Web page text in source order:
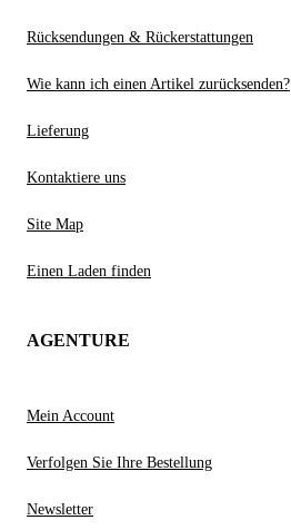
Rücksendungen & Rückerstattungen
Wie kann ich einen Artikel zurücksenden?
Lieferung
Kontaktiere uns
Site Map
Einen Laden finden
AGENTURE
Mein Account
Verfolgen Sie Ihre Bestellung
Newsletter